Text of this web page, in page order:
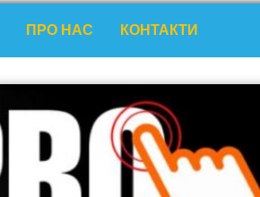
ПРО НАС КОНТАКТИ